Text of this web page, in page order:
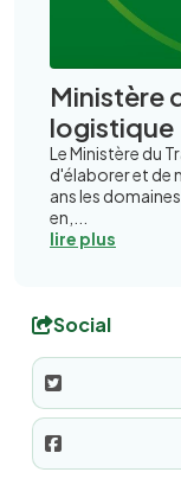
Ministère
logistique
Le Ministère du
d'élaborer et de
ans les
en,...
lire plus
Social